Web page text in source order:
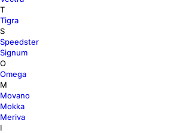
T
Tigra
S
Speedster
Signum
O
Omega
M
Movano
Mokka
Meriva
I